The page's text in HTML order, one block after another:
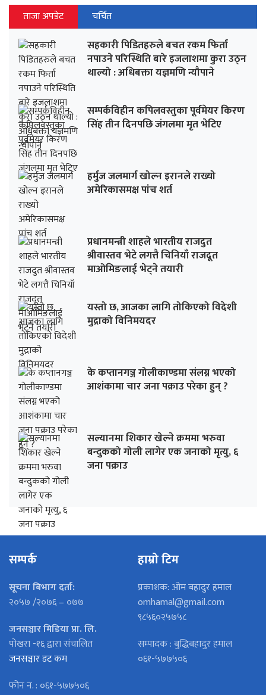
ताजा अपडेट चर्चित
सहकारी पिडितहरुले बचत रकम फिर्ता
नपाउने परिस्थिति बारे इजलाशमा कुरा उठ्न
थाल्यो : अधिबक्ता यज्ञमणि न्यौपाने
सम्पर्कविहीन कपिलवस्तुका पूर्वमेयर किरण
सिंह तीन दिनपछि जंगलमा मृत भेटिए
हर्मुज जलमार्ग खोल्न इरानले राख्यो
अमेरिकासमक्ष पांच शर्त
प्रधानमन्त्री शाहले भारतीय राजदुत
श्रीवास्तव भेटे लगत्तै चिनियाँ राजदूत
माओमिङलाई भेट्ने तयारी
यस्तो छ, आजका लागि तोकिएको विदेशी
मुद्राको विनिमयदर
के कप्तानगञ्ज गोलीकाण्डमा संलग्न भएको
आशंकामा चार जना पक्राउ परेका हुन् ?
सल्यानमा शिकार खेल्ने क्रममा भरुवा
बन्दुकको गोली लागेर एक जनाको मृत्यु, ६
जना पक्राउ
सम्पर्क
सूचना बिभाग दर्ता:
२०५७ /२०७६ – ०७७
जनसञ्चार मिडिया प्रा. लि.
पोखरा -१६ द्वारा संचालित
जनसञ्चार डट कम
फोन न. : ०६१-५७७५०६
हाम्रो टिम
प्रकाशक: ओम बहादुर हमाल
omhamal@gmail.com
९८५६०२५७५८
सम्पादक : बुद्धिबहादुर हमाल
०६१-५७७५०६